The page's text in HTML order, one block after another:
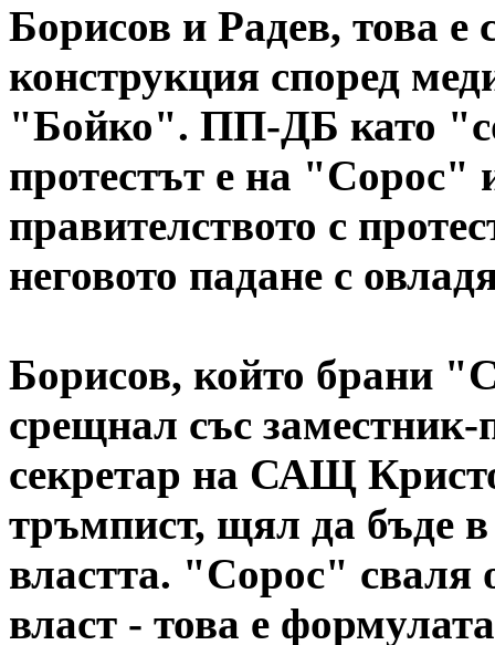
Борисов и Радев, това е
конструкция според
"Бойко". ПП-ДБ като
протестът е на
правителството с
неговото падане с
Борисов, който брани
срещнал със
секретар на САЩ
тръмпист, щял да бъде
властта. "Сорос" сваля
власт - това е